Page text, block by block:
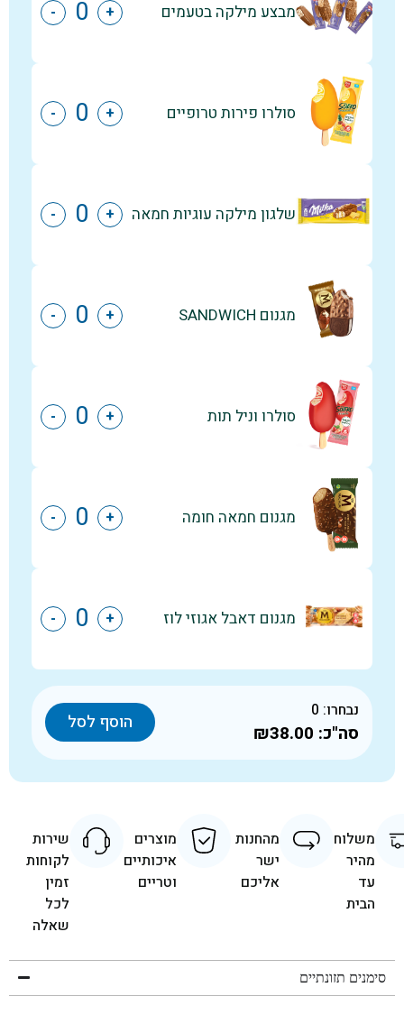
מבצע מילקה בטעמים +
-
סולרו פירות טרופיים +
-
שלגון מילקה עוגיות חמאה +
-
מגנום SANDWICH +
-
סולרו וניל תות +
-
מגנום חמאה חומה +
-
מגנום דאבל אגוזי לוז +
-
נבחרו: 0
סה"כ: ₪38.00 הוסף לסל
משלוח
מהיר
עד
הבית
מהחנות
ישר
אליכם
מוצרים
איכותיים
וטריים
שירות
לקוחות
זמין
לכל
שאלה
סימנים תזונתיים